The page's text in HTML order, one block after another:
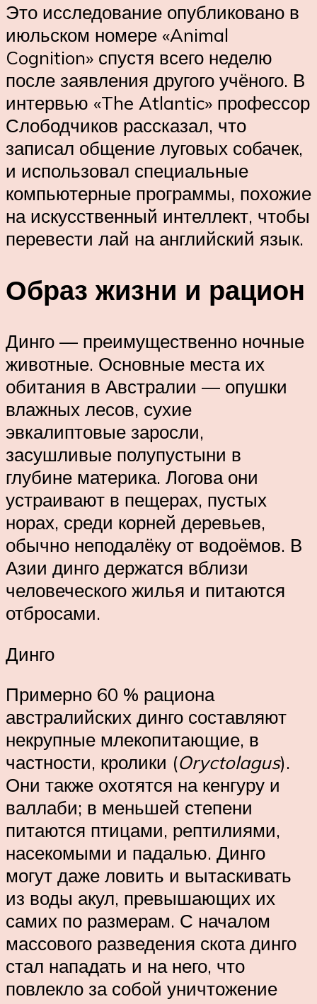
Это исследование опубликовано в
июльском номере «Animal
Cognition» спустя всего неделю
после заявления другого учёного. В
интервью «The Atlantic» профессор
Слободчиков рассказал, что
записал общение луговых собачек,
и использовал специальные
компьютерные программы, похожие
на искусственный интеллект, чтобы
перевести лай на английский язык.
Образ жизни и рацион
Динго — преимущественно ночные
животные. Основные места их
обитания в Австралии — опушки
влажных лесов, сухие
эвкалиптовые заросли,
засушливые полупустыни в
глубине материка. Логова они
устраивают в пещерах, пустых
норах, среди корней деревьев,
обычно неподалёку от водоёмов. В
Азии динго держатся вблизи
человеческого жилья и питаются
отбросами.
Динго
Примерно 60 % рациона
австралийских динго составляют
некрупные млекопитающие, в
частности, кролики (Oryctolagus).
Они также охотятся на кенгуру и
валлаби; в меньшей степени
питаются птицами, рептилиями,
насекомыми и падалью. Динго
могут даже ловить и вытаскивать
из воды акул, превышающих их
самих по размерам. С началом
массового разведения скота динго
стал нападать и на него, что
повлекло за собой уничтожение